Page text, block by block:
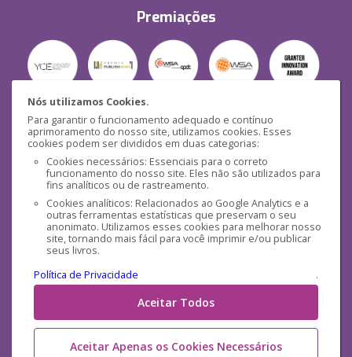
Nós utilizamos Cookies.
Para garantir o funcionamento adequado e contínuo
aprimoramento do nosso site, utilizamos cookies. Esses
cookies podem ser divididos em duas categorias:
Cookies necessários: Essenciais para o correto
funcionamento do nosso site. Eles não são utilizados para
fins analíticos ou de rastreamento.
Cookies analíticos: Relacionados ao Google Analytics e a
outras ferramentas estatísticas que preservam o seu
anonimato. Utilizamos esses cookies para melhorar nosso
site, tornando mais fácil para você imprimir e/ou publicar
seus livros.
Política de Privacidade
.
Aceitar Todos
Aceitar Apenas os Cookies Necessários
Premiações
Segurança
Mídias Sociais